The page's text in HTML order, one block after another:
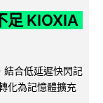
足 KIOXIA
結合低延遲快閃記
化為記憶體擴充